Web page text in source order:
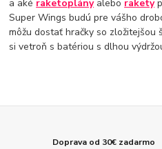
a aké raketoplányalebo rakety
Super Wings budú pre vášho
môžu dostať hračky so
si vetroň s batériou s dlhou
Doprava od 30€ zadarmo